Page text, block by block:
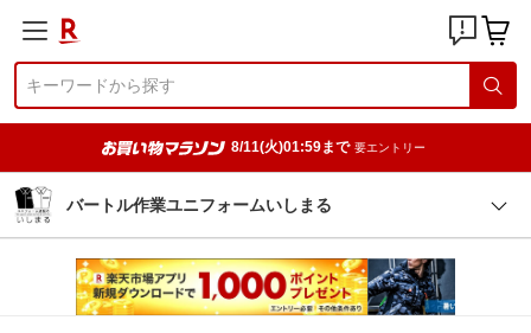
8/11(火)01:59まで 要エントリー
バートル作業ユニフォームいしまる